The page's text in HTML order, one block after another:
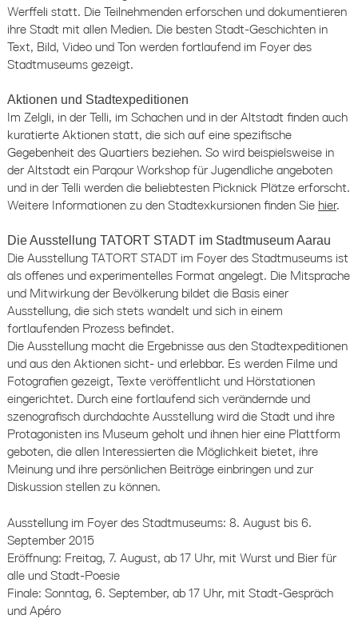
Werffeli statt. Die Teilnehmenden erforschen und dokumentieren
ihre Stadt mit allen Medien. Die besten Stadt-Geschichten in
Text, Bild, Video und Ton werden fortlaufend im Foyer des
Stadtmuseums gezeigt.
Aktionen und Stadtexpeditionen
Im Zelgli, in der Telli, im Schachen und in der Altstadt finden auch
kuratierte Aktionen statt, die sich auf eine spezifische
Gegebenheit des Quartiers beziehen. So wird beispielsweise in
der Altstadt ein Parqour Workshop für Jugendliche angeboten
und in der Telli werden die beliebtesten Picknick Plätze erforscht.
Weitere Informationen zu den Stadtexkursionen finden Sie hier.
Die Ausstellung TATORT STADT im Stadtmuseum Aarau
Die Ausstellung TATORT STADT im Foyer des Stadtmuseums ist
als offenes und experimentelles Format angelegt. Die Mitsprache
und Mitwirkung der Bevölkerung bildet die Basis einer
Ausstellung, die sich stets wandelt und sich in einem
fortlaufenden Prozess befindet.
Die Ausstellung macht die Ergebnisse aus den Stadtexpeditionen
und aus den Aktionen sicht- und erlebbar. Es werden Filme und
Fotografien gezeigt, Texte veröffentlicht und Hörstationen
eingerichtet. Durch eine fortlaufend sich verändernde und
szenografisch durchdachte Ausstellung wird die Stadt und ihre
Protagonisten ins Museum geholt und ihnen hier eine Plattform
geboten, die allen Interessierten die Möglichkeit bietet, ihre
Meinung und ihre persönlichen Beiträge einbringen und zur
Diskussion stellen zu können.
Ausstellung im Foyer des Stadtmuseums: 8. August bis 6.
September 2015
Eröffnung: Freitag, 7. August, ab 17 Uhr, mit Wurst und Bier für
alle und Stadt-Poesie
Finale: Sonntag, 6. September, ab 17 Uhr, mit Stadt-Gespräch
und Apéro